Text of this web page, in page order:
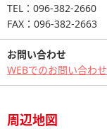
TEL：096-382-2660
FAX：096-382-2663
お問い合わせ
WEBでのお問い合わせ
周辺地図